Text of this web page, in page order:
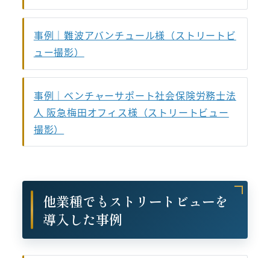
事例｜難波アバンチュール様（ストリートビ
ュー撮影）
事例｜ベンチャーサポート社会保険労務士法
人 阪急梅田オフィス様（ストリートビュー
撮影）
他業種でもストリートビューを
導入した事例